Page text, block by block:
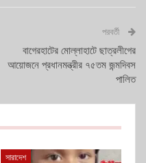
পরবর্তী
বাগেরহাটের মোল্লাহাটে ছাত্রলীগের
আয়োজনে প্রধানমন্ত্রীর ৭৫তম জন্মদিবস
পালিত
সারাদেশ